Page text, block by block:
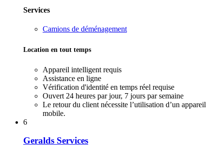
Services
Camions de déménagement
Location en tout temps
Appareil intelligent requis
Assistance en ligne
Vérification d'identité en temps réel requise
Ouvert 24 heures par jour, 7 jours par semaine
Le retour du client nécessite l’utilisation d’un appareil
mobile.
6
Geralds Services